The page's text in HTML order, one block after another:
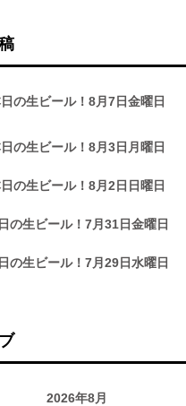
の生ビール！8月7日金曜日
の生ビール！8月3日月曜日
の生ビール！8月2日日曜日
の生ビール！7月31日金曜日
の生ビール！7月29日水曜日
2026年8月